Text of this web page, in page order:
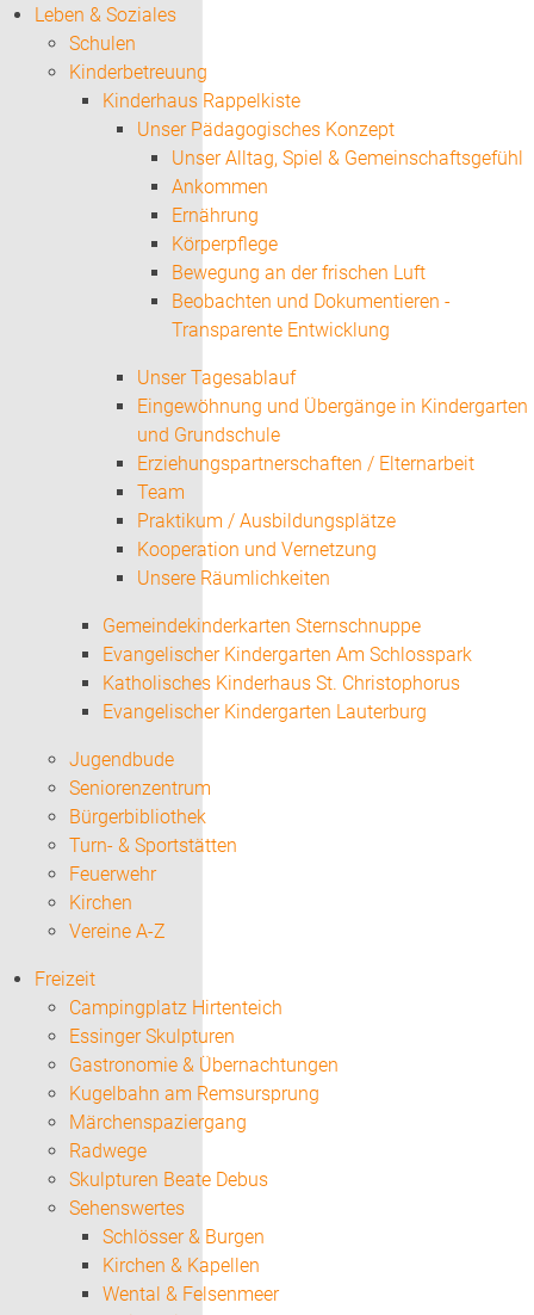
Leben & Soziales
Schulen
Kinderbetreuung
Kinderhaus Rappelkiste
Unser Pädagogisches Konzept
Unser Alltag, Spiel & Gemeinschaftsgefühl
Ankommen
Ernährung
Körperpflege
Bewegung an der frischen Luft
Beobachten und Dokumentieren -
Transparente Entwicklung
Unser Tagesablauf
Eingewöhnung und Übergänge in Kindergarten
und Grundschule
Erziehungspartnerschaften / Elternarbeit
Team
Praktikum / Ausbildungsplätze
Kooperation und Vernetzung
Unsere Räumlichkeiten
Gemeindekinderkarten Sternschnuppe
Evangelischer Kindergarten Am Schlosspark
Katholisches Kinderhaus St. Christophorus
Evangelischer Kindergarten Lauterburg
Jugendbude
Seniorenzentrum
Bürgerbibliothek
Turn- & Sportstätten
Feuerwehr
Kirchen
Vereine A-Z
Freizeit
Campingplatz Hirtenteich
Essinger Skulpturen
Gastronomie & Übernachtungen
Kugelbahn am Remsursprung
Märchenspaziergang
Radwege
Skulpturen Beate Debus
Sehenswertes
Schlösser & Burgen
Kirchen & Kapellen
Wental & Felsenmeer